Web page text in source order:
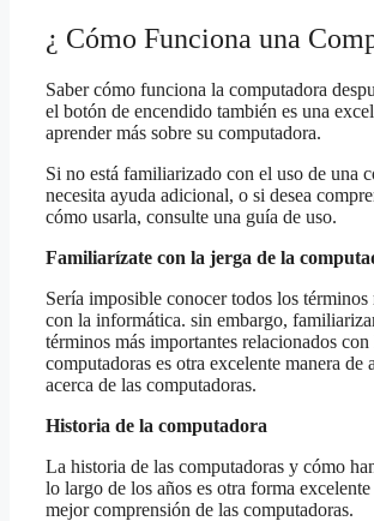
¿ Cómo Funciona una
Saber cómo funciona la computadora
el botón de encendido también es una
aprender más sobre su computadora.
Si no está familiarizado con el uso de una
necesita ayuda adicional, o si desea
cómo usarla, consulte una guía de uso.
Familiarízate con la jerga de la
Sería imposible conocer todos los términos
con la informática. sin embargo,
términos más importantes relacionados con
computadoras es otra excelente manera de
acerca de las computadoras.
Historia de la computadora
La historia de las computadoras y cómo
lo largo de los años es otra forma
mejor comprensión de las computadoras.